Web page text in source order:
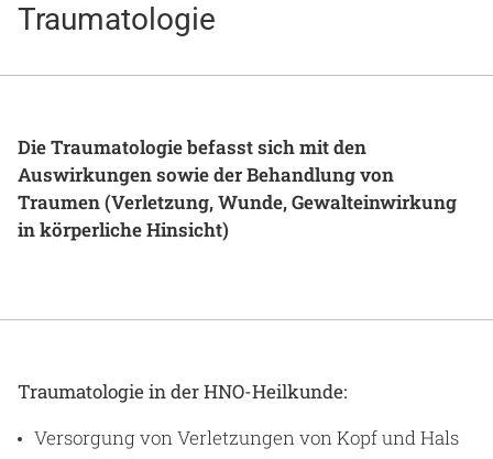
Beruf & Karriere
Notaufnahme
Anreise
Traumatologie
Die Traumatologie befasst sich mit den
Auswirkungen sowie der Behandlung von
Traumen (Verletzung, Wunde, Gewalteinwirkung
in körperliche Hinsicht)
Traumatologie in der HNO-Heilkunde:
Versorgung von Verletzungen von Kopf und Hals